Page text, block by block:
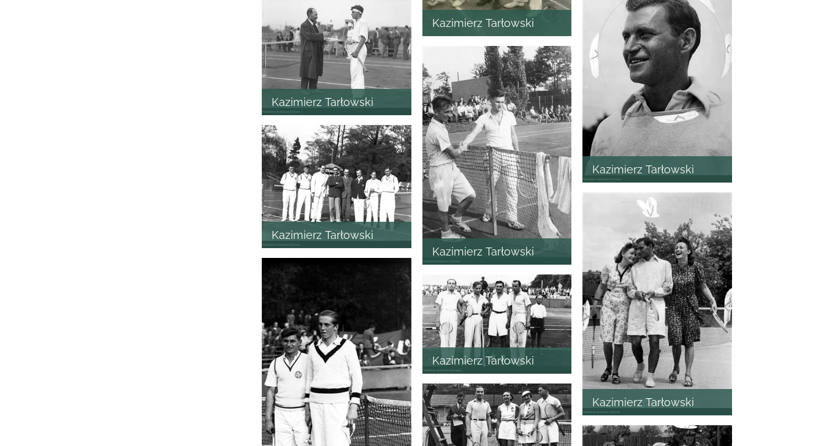
Kazimierz Tarłowski
Kazimierz Tarłowski
Kazimierz Tarłowski
Kazimierz Tarłowski
Kazimierz Tarłowski
Kazimierz Tarłowski
Kazimierz Tarłowski